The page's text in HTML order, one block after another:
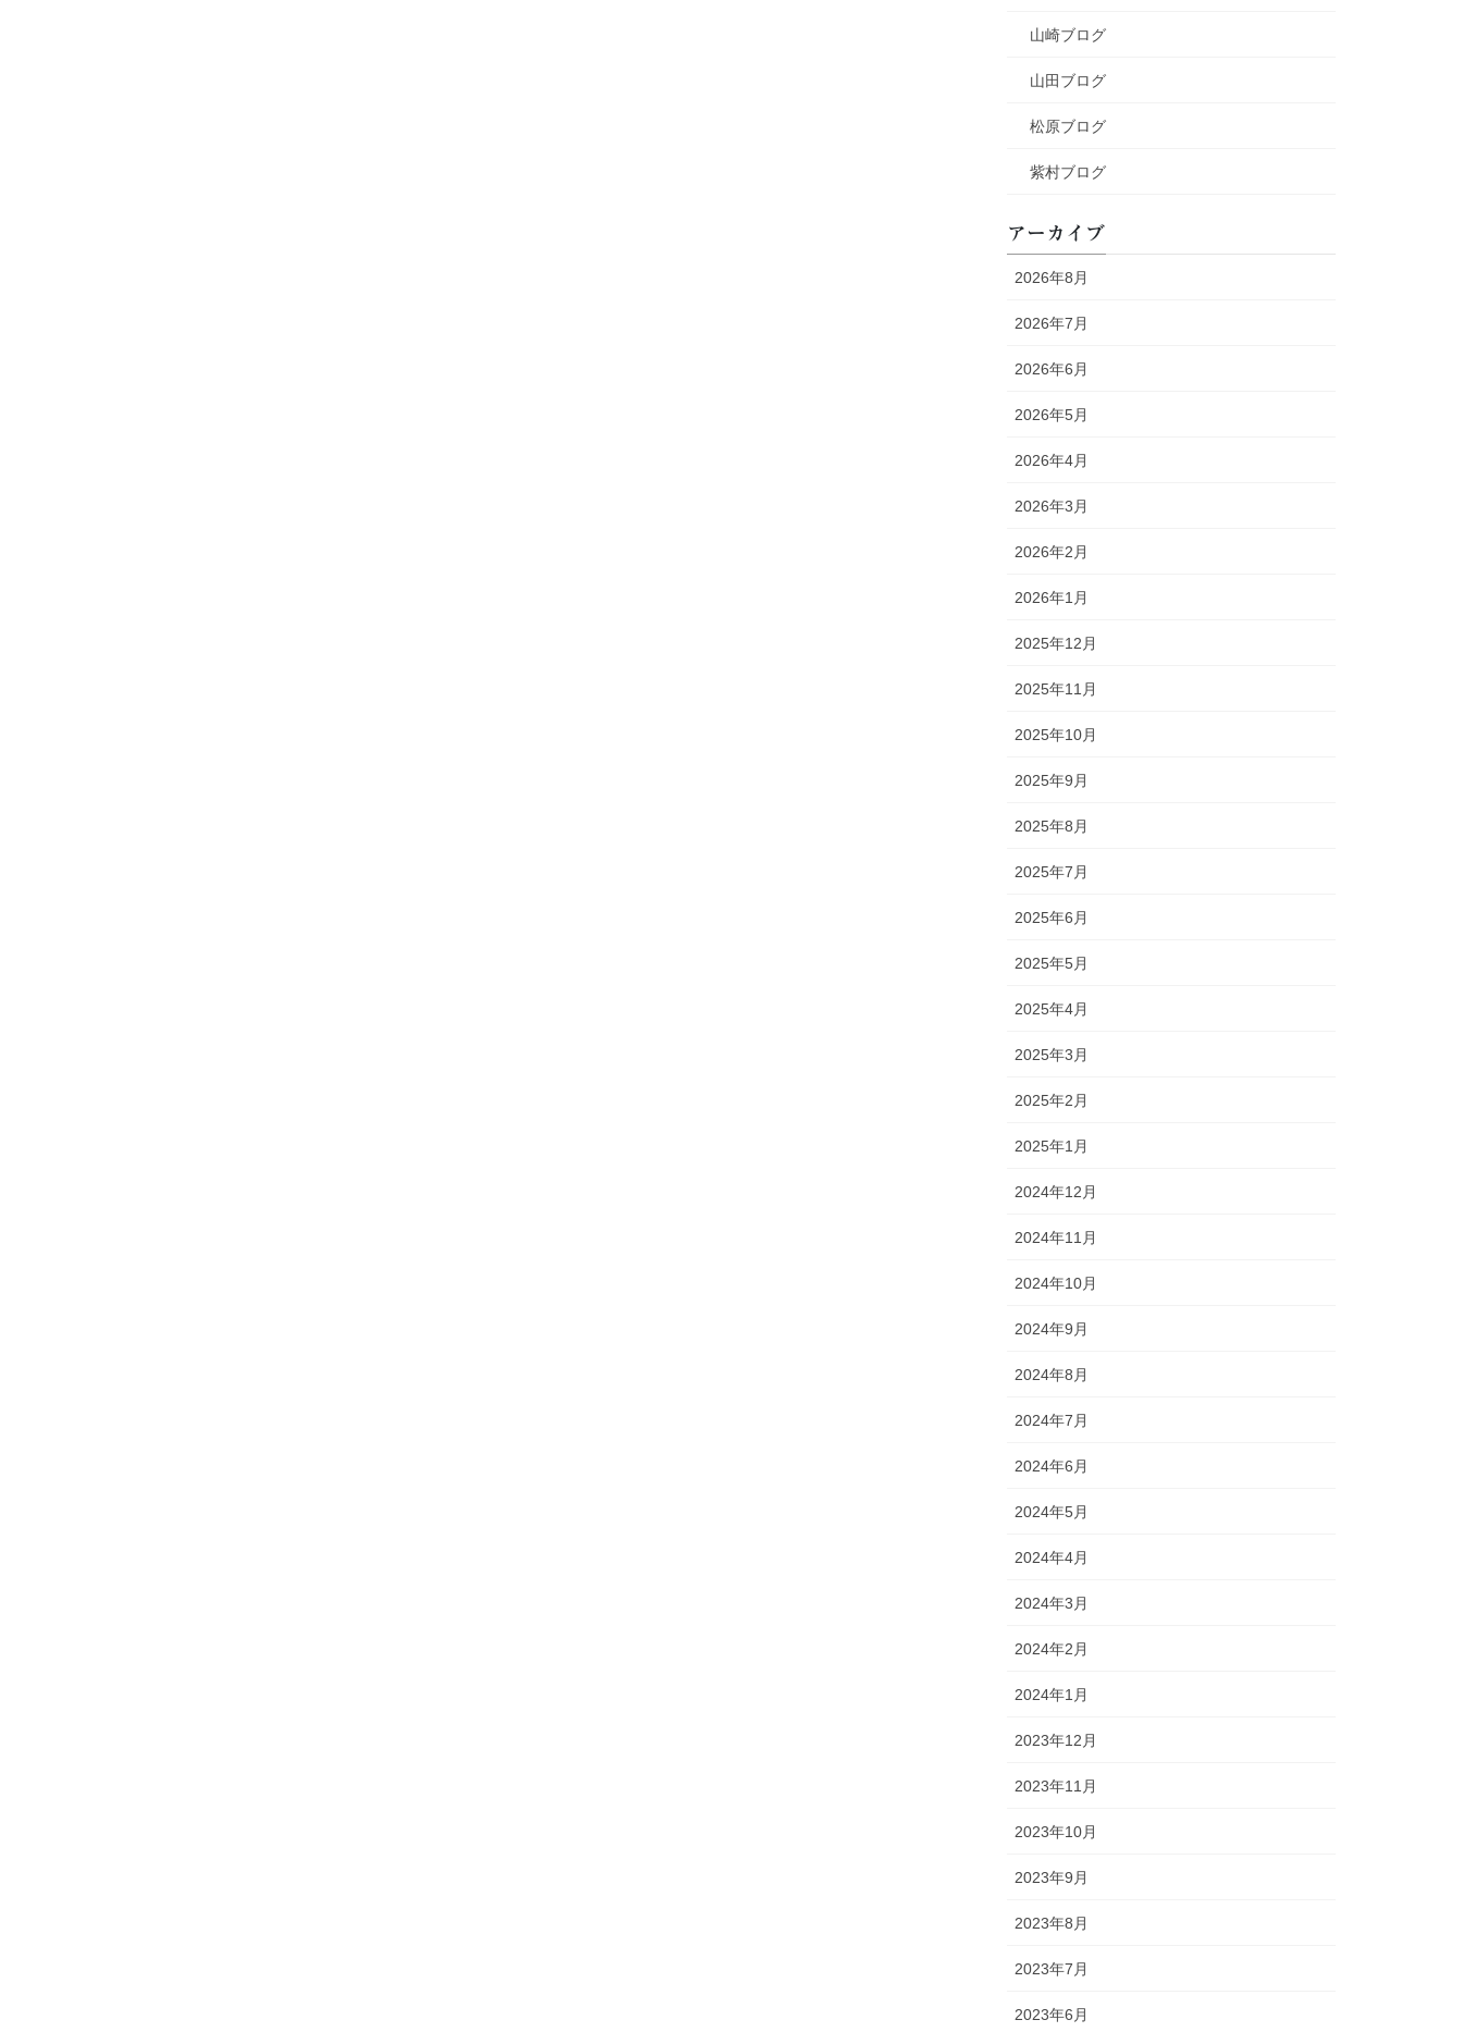
山崎ブログ
山田ブログ
松原ブログ
紫村ブログ
アーカイブ
2026年8月
2026年7月
2026年6月
2026年5月
2026年4月
2026年3月
2026年2月
2026年1月
2025年12月
2025年11月
2025年10月
2025年9月
2025年8月
2025年7月
2025年6月
2025年5月
2025年4月
2025年3月
2025年2月
2025年1月
2024年12月
2024年11月
2024年10月
2024年9月
2024年8月
2024年7月
2024年6月
2024年5月
2024年4月
2024年3月
2024年2月
2024年1月
2023年12月
2023年11月
2023年10月
2023年9月
2023年8月
2023年7月
2023年6月